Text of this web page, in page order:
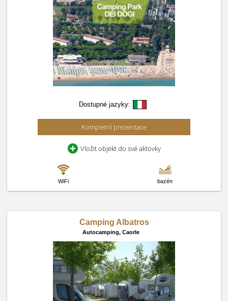
Dostupné jazyky:
Kompletní prezentace
Vložit objekt do své aktovky
WiFi bazén
Camping Albatros
Autocamping, Caorle